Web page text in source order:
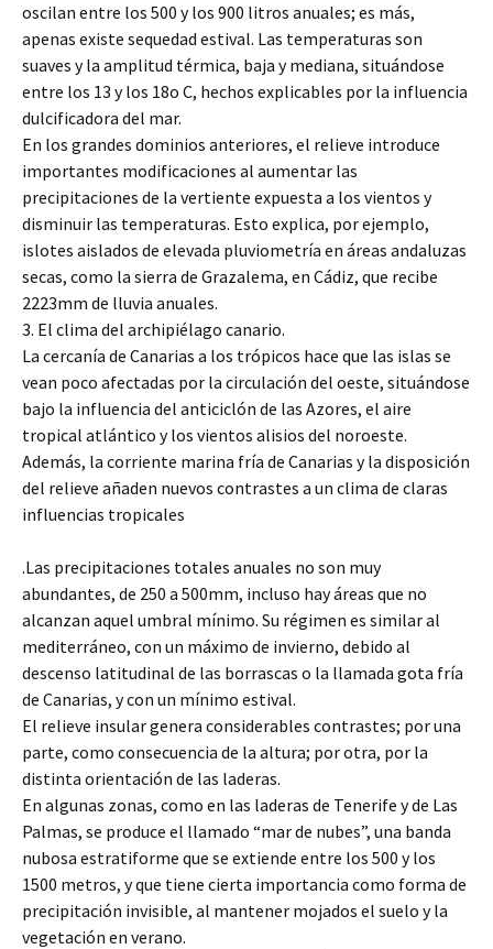
oscilan entre los 500 y los 900 litros anuales; es más,
apenas existe sequedad estival. Las temperaturas son
suaves y la amplitud térmica, baja y mediana, situándose
entre los 13 y los 18o C, hechos explicables por la influencia
dulcificadora del mar.
En los grandes dominios anteriores, el relieve introduce
importantes modificaciones al aumentar las
precipitaciones de la vertiente expuesta a los vientos y
disminuir las temperaturas. Esto explica, por ejemplo,
islotes aislados de elevada pluviometría en áreas andaluzas
secas, como la sierra de Grazalema, en Cádiz, que recibe
2223mm de lluvia anuales.
3. El clima del archipiélago canario.
La cercanía de Canarias a los trópicos hace que las islas se
vean poco afectadas por la circulación del oeste, situándose
bajo la influencia del anticiclón de las Azores, el aire
tropical atlántico y los vientos alisios del noroeste.
Además, la corriente marina fría de Canarias y la disposición
del relieve añaden nuevos contrastes a un clima de claras
influencias tropicales
.Las precipitaciones totales anuales no son muy
abundantes, de 250 a 500mm, incluso hay áreas que no
alcanzan aquel umbral mínimo. Su régimen es similar al
mediterráneo, con un máximo de invierno, debido al
descenso latitudinal de las borrascas o la llamada gota fría
de Canarias, y con un mínimo estival.
El relieve insular genera considerables contrastes; por una
parte, como consecuencia de la altura; por otra, por la
distinta orientación de las laderas.
En algunas zonas, como en las laderas de Tenerife y de Las
Palmas, se produce el llamado “mar de nubes”, una banda
nubosa estratiforme que se extiende entre los 500 y los
1500 metros, y que tiene cierta importancia como forma de
precipitación invisible, al mantener mojados el suelo y la
vegetación en verano.